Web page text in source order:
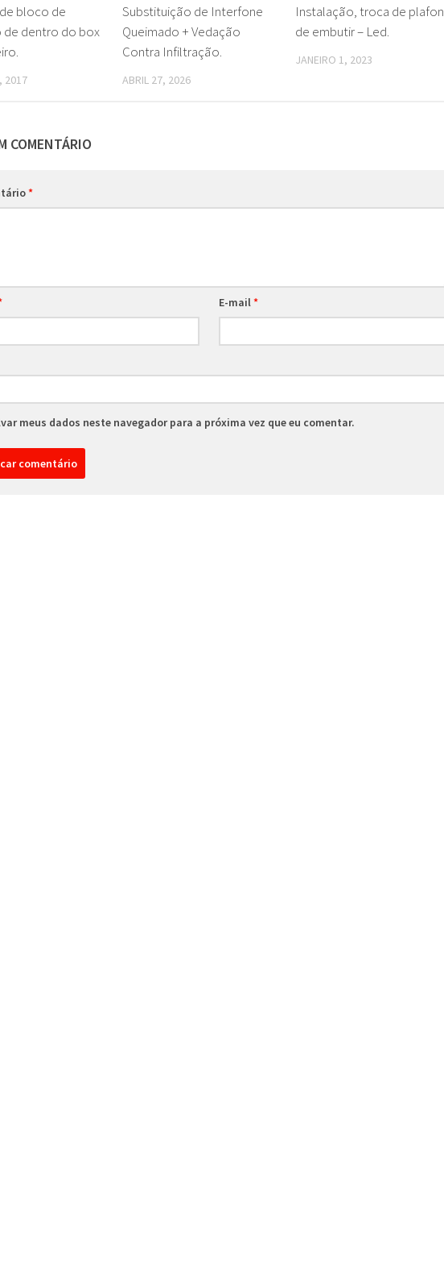
bloco de
dentro do box
2017
Substituição de Interfone
Queimado + Vedação
Contra Infiltração.
ABRIL 27, 2026
Instalação, troca de plafon
de embutir – Led.
JANEIRO 1, 2023
COMENTÁRIO
*
E-mail*
meus dados neste navegador para a próxima vez que eu comentar.